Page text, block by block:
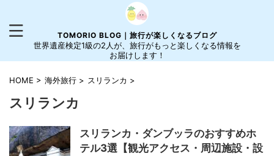
TOMORIO BLOG｜旅行が楽しくなるブログ
世界遺産検定1級の2人が、旅行がもっと楽しくなる情報を
お届けします！
HOME > 海外旅行 > スリランカ >
スリランカ
スリランカ・ダンブッラのおすすめホ
テル3選【観光アクセス・周辺施設・設